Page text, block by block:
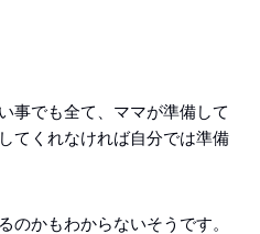
事でも全て、ママが準備して
てくれなければ自分では準備
のかもわからないそうです。